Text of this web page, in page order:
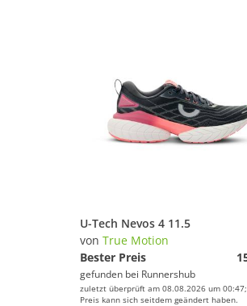
U-Tech Nevos 4 11.5
von True Motion
Bester Preis
gefunden bei Runnershub
zuletzt überprüft am 08.08.2026 um
Preis kann sich seitdem geändert haben.